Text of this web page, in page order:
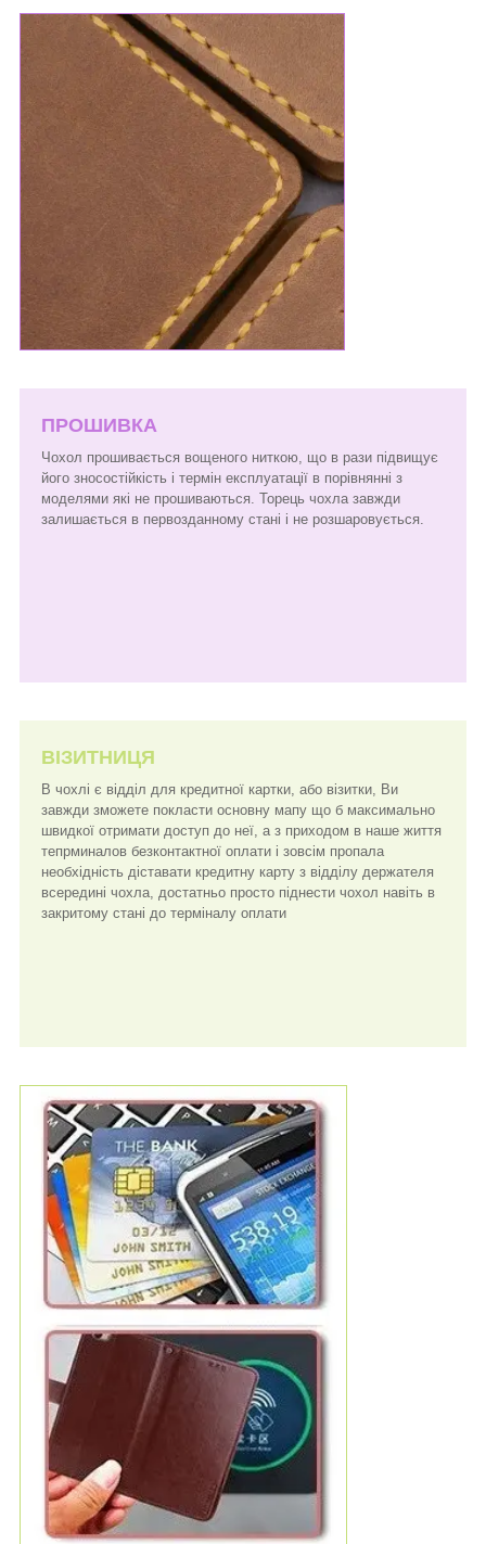
ПРОШИВКА
Чохол прошивається вощеного ниткою, що в рази підвищує
його зносостійкість і термін експлуатації в порівнянні з
моделями які не прошиваються. Торець чохла завжди
залишається в первозданному стані і не розшаровується.
ВІЗИТНИЦЯ
В чохлі є відділ для кредитної картки, або візитки, Ви
завжди зможете покласти основну мапу що б максимально
швидкої отримати доступ до неї, а з приходом в наше життя
тепрминалов безконтактної оплати і зовсім пропала
необхідність діставати кредитну карту з відділу держателя
всередині чохла, достатньо просто піднести чохол навіть в
закритому стані до терміналу оплати